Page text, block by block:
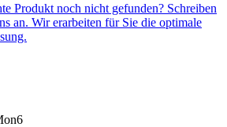
Produkt noch nicht gefunden? Schreiben
an. Wir erarbeiten für Sie die optimale